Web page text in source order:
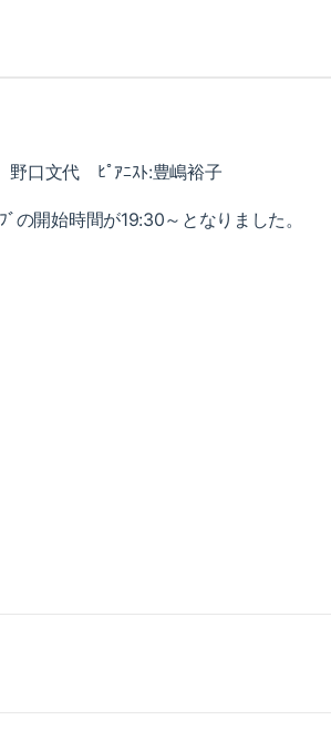
野口文代 ﾋﾟｱﾆｽﾄ:豊嶋裕子
ﾞの開始時間が19:30～となりました。